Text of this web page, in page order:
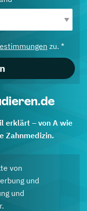
zu. *
erklärt – von A wie
Zahnmedizin.
von
und
und